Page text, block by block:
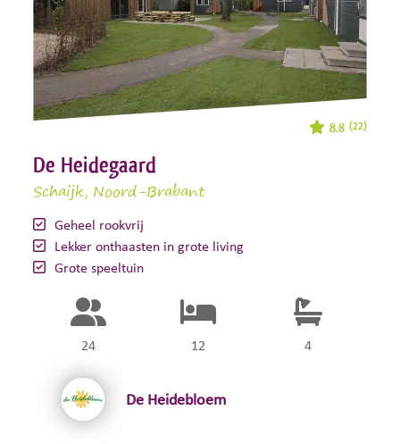
8.8 (22)
De Heidegaard
Schaijk, Noord-Brabant
Geheel rookvrij
Lekker onthaasten in grote living
Grote speeltuin
24 12 4
De Heidebloem